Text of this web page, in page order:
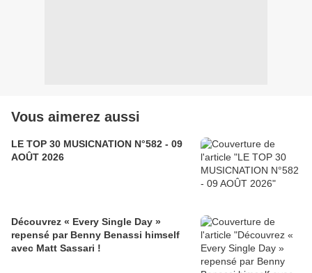
Vous aimerez aussi
LE TOP 30 MUSICNATION N°582 - 09
AOÛT 2026
Découvrez « Every Single Day »
repensé par Benny Benassi himself
avec Matt Sassari !